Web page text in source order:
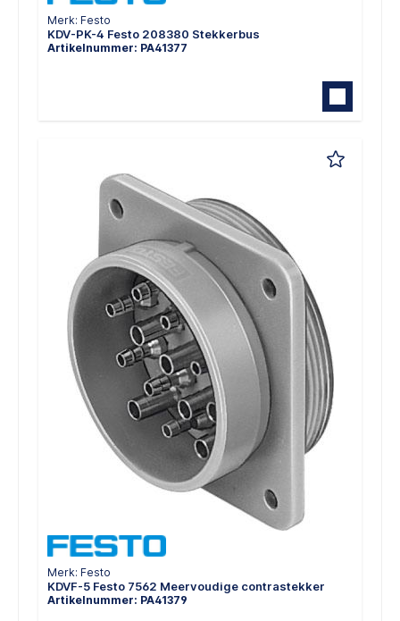
Merk: Festo
KDV-PK-4 Festo 208380 Stekkerbus
Artikelnummer: PA41377
Merk: Festo
KDVF-5 Festo 7562 Meervoudige contrastekker
Artikelnummer: PA41379